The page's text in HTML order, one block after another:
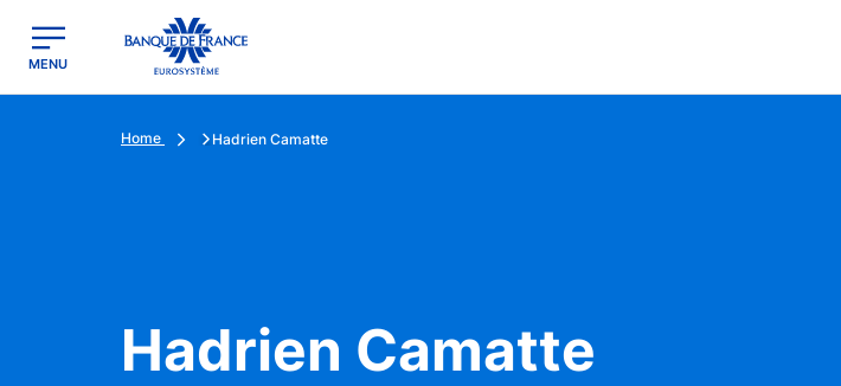
Banque de France - Menu Principal
MENU
Home Hadrien Camatte
Hadrien Camatte